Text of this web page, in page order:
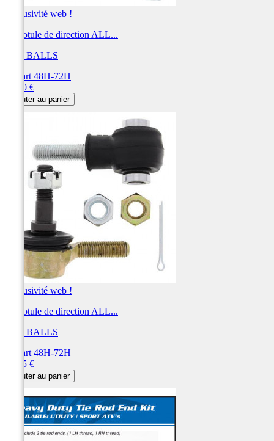
Exclusivité web !
Kit rotule de direction ALL...
ALL BALLS
Départ 48H-72H
83,00 €
Ajouter au panier
Exclusivité web !
Kit rotule de direction ALL...
ALL BALLS
Départ 48H-72H
79,45 €
Ajouter au panier